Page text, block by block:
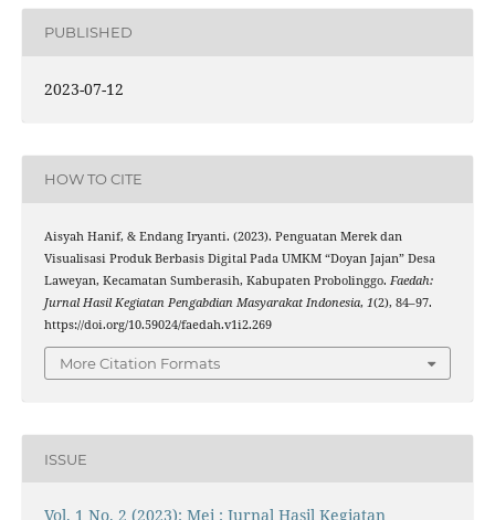
PUBLISHED
2023-07-12
HOW TO CITE
Aisyah Hanif, & Endang Iryanti. (2023). Penguatan Merek dan
Visualisasi Produk Berbasis Digital Pada UMKM “Doyan Jajan” Desa
Laweyan, Kecamatan Sumberasih, Kabupaten Probolinggo. Faedah:
Jurnal Hasil Kegiatan Pengabdian Masyarakat Indonesia, 1(2), 84–97.
https://doi.org/10.59024/faedah.v1i2.269
More Citation Formats
ISSUE
Vol. 1 No. 2 (2023): Mei : Jurnal Hasil Kegiatan